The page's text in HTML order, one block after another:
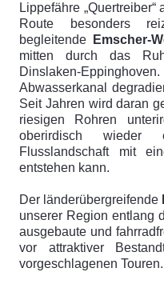
Lippefähre
Route besonders
begleitende
Emscher-
mitten durch das
Dinslaken-
Abwasserkanal
Seit Jahren wird daran
riesigen Rohren
oberirdisch wieder
Flusslandschaft mit
entstehen kann.
Der länderübergreifende
unserer Region entlang
ausgebaute und
vor attraktiver
vorgeschlagenen Touren.